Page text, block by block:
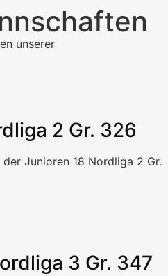
unserer
2 Gr. 326
Junioren 18 Nordliga 2 Gr.
3 Gr. 347